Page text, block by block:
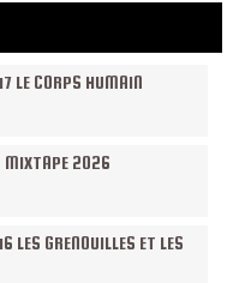
LE CORPS HUMAIN
MIXTAPE 2026
GRENOUILLES ET LES